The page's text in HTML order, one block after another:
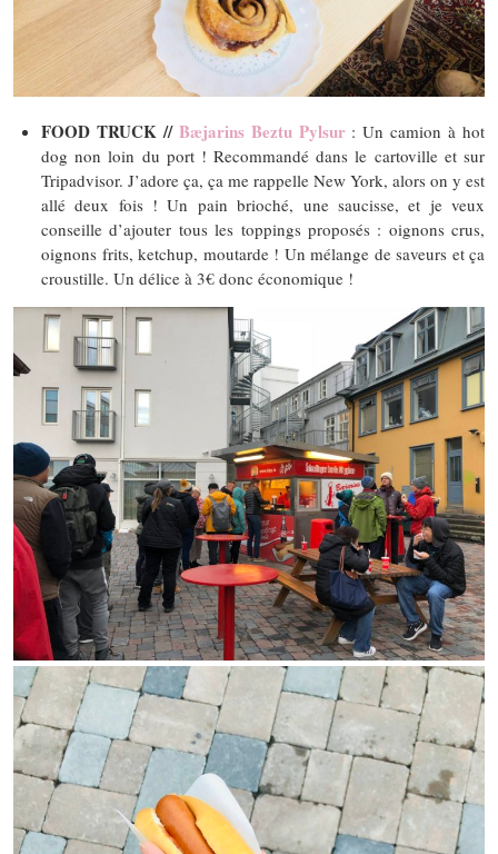
FOOD TRUCK // Bæjarins Beztu Pylsur: Un camion à hot
dog non loin du port ! Recommandé dans le cartoville et sur
Tripadvisor. J’adore ça, ça me rappelle New York, alors on y est
allé deux fois ! Un pain brioché, une saucisse, et je veux
conseille d’ajouter tous les toppings proposés : oignons crus,
oignons frits, ketchup, moutarde ! Un mélange de saveurs et ça
croustille. Un délice à 3€ donc économique !